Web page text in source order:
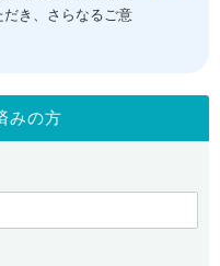
き、さらなるご意
みの方